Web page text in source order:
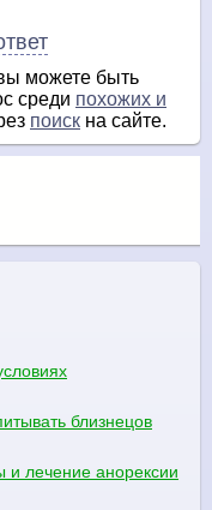
можете быть
среди похожих и
поиск на сайте.
близнецов
и лечение анорексии